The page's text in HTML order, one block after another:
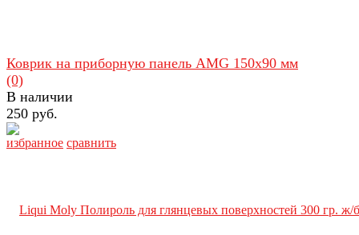
избранное сравнить
Коврик на приборную панель AMG 150х90 мм
(0)
В наличии
250 руб.